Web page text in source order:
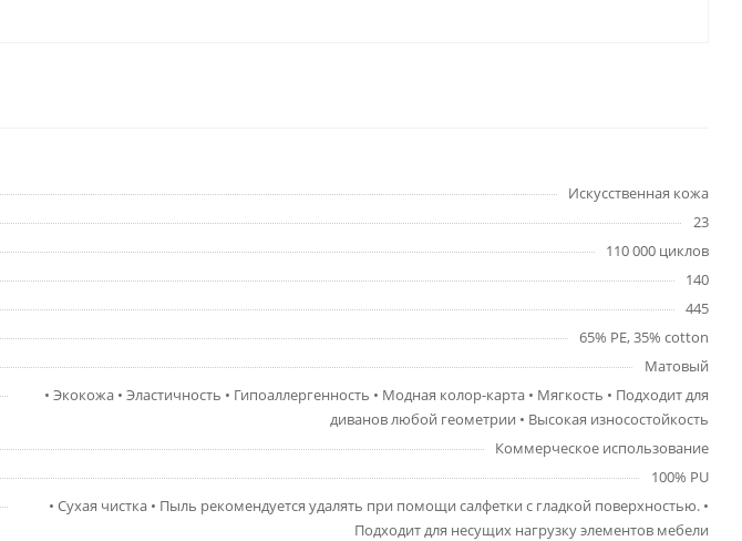
Искусственная кожа
23
110 000 циклов
140
445
65% PE, 35% cotton
Матовый
• Экокожа • Эластичность • Гипоаллергенность • Модная колор-карта • Мягкость • Подходит для
диванов любой геометрии • Высокая износостойкость
Коммерческое использование
100% PU
• Сухая чистка • Пыль рекомендуется удалять при помощи салфетки с гладкой поверхностью. •
Подходит для несущих нагрузку элементов мебели